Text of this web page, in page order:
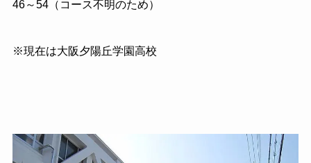
46～54（コース不明のため）
※現在は大阪夕陽丘学園高校